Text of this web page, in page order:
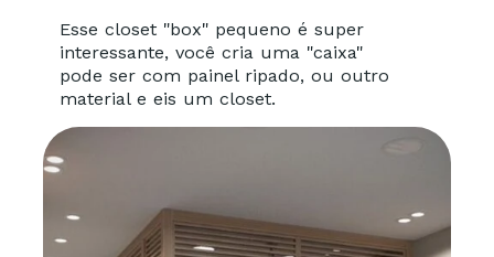
Esse closet "box" pequeno é super
interessante, você cria uma "caixa"
pode ser com painel ripado, ou outro
material e eis um closet.